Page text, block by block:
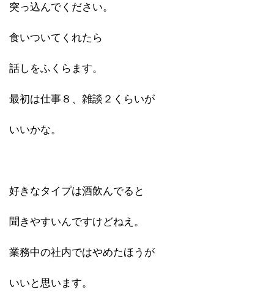
突っ込んでください。
食いついてくれたら
話しをふくらます。
最初は仕事８、雑談２くらいが
いいかな。
好きなタイプは酒飲んでると
聞きやすいんですけどねえ。
業務中の社内ではやめたほうが
いいと思います。